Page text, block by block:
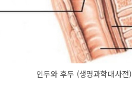
인두와 후두 (생명과학대사전)